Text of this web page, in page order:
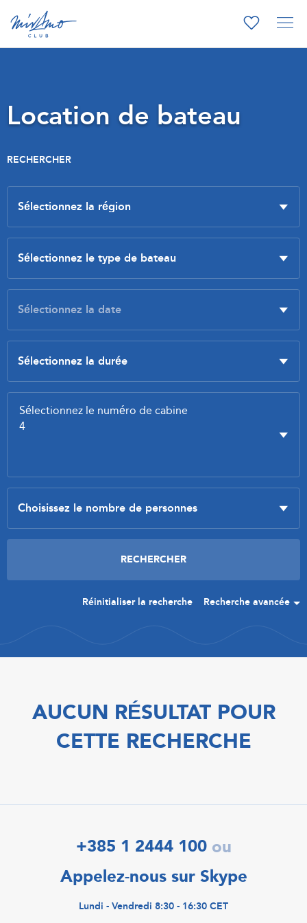
Location de bateau
RECHERCHER
Réinitialiser la recherche Recherche avancée
AUCUN RÉSULTAT POUR
CETTE RECHERCHE
+385 1 2444 100 ou
Appelez-nous sur Skype
Lundi - Vendredi 8:30 - 16:30 CET